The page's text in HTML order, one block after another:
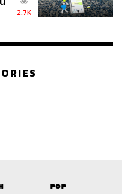
แคโทดแบบไอโอดีน
ามหนาแน่นของกำลัง
เทียมไอออนแบบทั่วไป
การค้นพบแบตเตอรี่
2.7K
Pop